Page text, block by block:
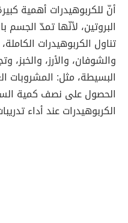
أنّ للكربوهيدرات أهمية
البروتين، لأنّها تمدّ
تناول الكربوهيدرات
والشوفان، والأرز، والخبز،
البسيطة، مثل: المشروبات
الحصول على نصف كمية
الكربوهيدرات عند أداء